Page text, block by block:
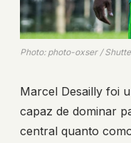
Photo: photo-oxser /
Marcel Desailly foi
capaz de dominar
central quanto